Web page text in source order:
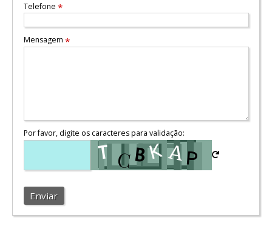
Telefone *
Mensagem *
Por favor, digite os caracteres para validação:
Enviar